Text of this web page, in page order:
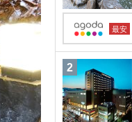
最安
2